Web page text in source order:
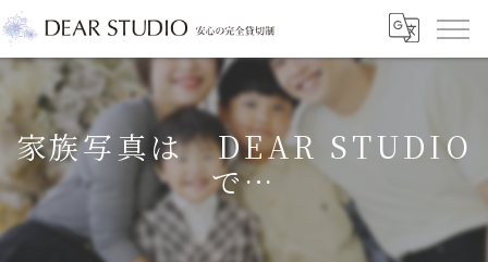
家族写真は DEAR STUDIO
で…